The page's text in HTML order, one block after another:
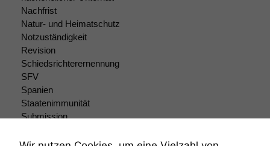
Nachfrist
Natur- und Heimatschutz
Notzuständigkeit
Revision
Schiedsrichterernennung
SFV
Spanien
Staatenimmunität
Submission
Teilungsklage